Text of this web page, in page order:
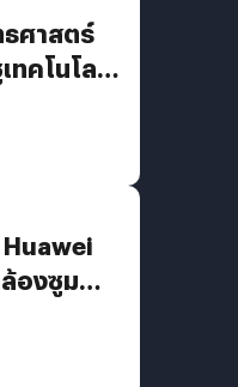
ธศาสตร์
ทคโนโลยี
Huawei
องซูม